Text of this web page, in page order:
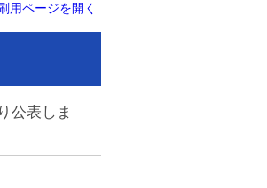
用ページを開く
公表しま